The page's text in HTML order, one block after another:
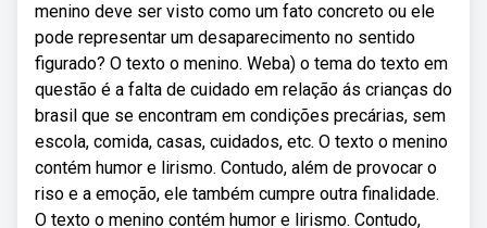
menino deve ser visto como um fato concreto ou ele
pode representar um desaparecimento no sentido
figurado? O texto o menino. Weba) o tema do texto em
questão é a falta de cuidado em relação ás crianças do
brasil que se encontram em condições precárias, sem
escola, comida, casas, cuidados, etc. O texto o menino
contém humor e lirismo. Contudo, além de provocar o
riso e a emoção, ele também cumpre outra finalidade.
O texto o menino contém humor e lirismo. Contudo,